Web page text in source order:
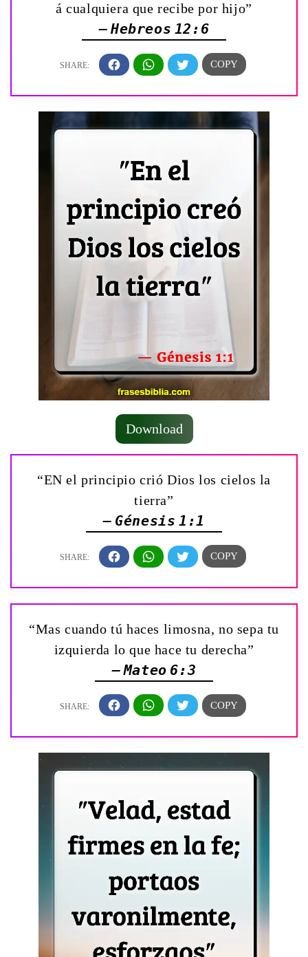
á cualquiera que recibe por hijo”
— Hebreos 12:6
Download
“EN el principio crió Dios los cielos la
tierra”
— Génesis 1:1
“Mas cuando tú haces limosna, no sepa tu
izquierda lo que hace tu derecha”
— Mateo 6:3